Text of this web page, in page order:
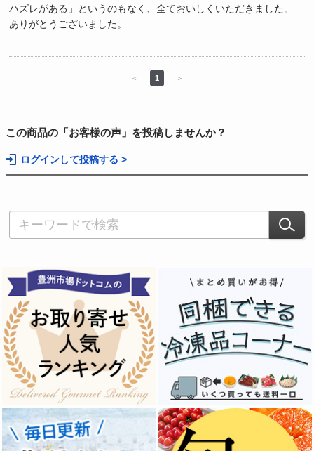
ハズレがある」というのもなく、全ておいしくいただきました。
ありがとうございました。
＜ 1 ＞
この商品の「お客様の声」を投稿しませんか？
ログインして投稿する >